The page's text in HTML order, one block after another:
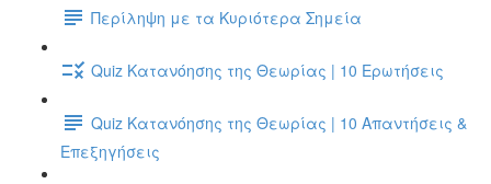
Περίληψη με τα Κυριότερα Σημεία
Quiz Κατανόησης της Θεωρίας | 10 Ερωτήσεις
Quiz Κατανόησης της Θεωρίας | 10 Απαντήσεις &
Επεξηγήσεις